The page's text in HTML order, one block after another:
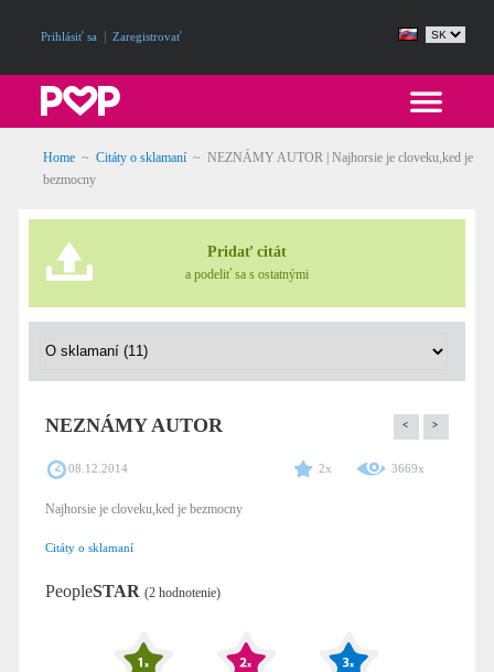
Prihlásiť sa Zaregistrovať
Home ~ Citáty o sklamaní ~ NEZNÁMY AUTOR | Najhorsie je cloveku,ked je
bezmocny
Pridať citát
a podeliť sa s ostatnými
NEZNÁMY AUTOR < >
08.12.2014 2x 3669x
Najhorsie je cloveku,ked je bezmocny
Citáty o sklamaní
PeopleSTAR (2 hodnotenie)